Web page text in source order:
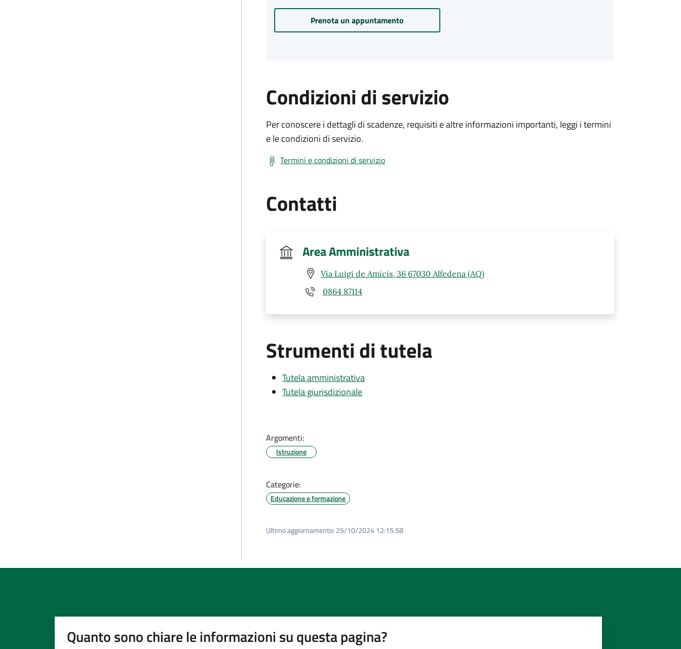
Prenota un appuntamento
Condizioni di servizio
Per conoscere i dettagli di scadenze, requisiti e altre informazioni importanti, leggi i termini
e le condizioni di servizio.
Termini e condizioni di servizio
Contatti
Area Amministrativa
Via Luigi de Amicis, 36 67030 Alfedena (AQ)
0864 87114
Strumenti di tutela
Tutela amministrativa
Tutela giurisdizionale
Argomenti:
Istruzione
Categorie:
Educazione e formazione
Ultimo aggiornamento: 25/10/2024 12:15.58
Quanto sono chiare le informazioni su questa pagina?